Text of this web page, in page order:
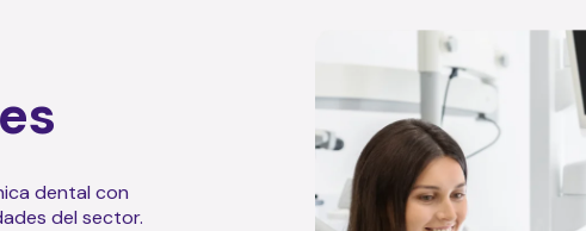
dental con
del sector.